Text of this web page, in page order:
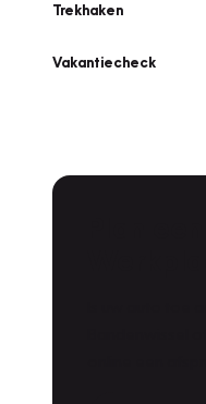
Trekhaken
Vakantiecheck